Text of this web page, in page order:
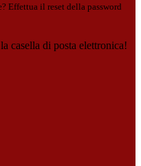
Effettua il reset della password
casella di posta elettronica!